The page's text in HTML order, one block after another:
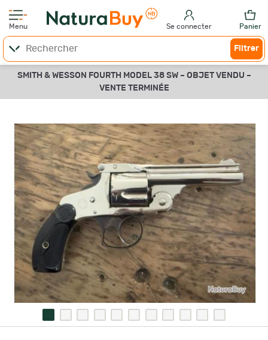
Menu Se connecter Panier
Filtrer
SMITH & WESSON FOURTH MODEL 38 SW – OBJET VENDU –
VENTE TERMINÉE